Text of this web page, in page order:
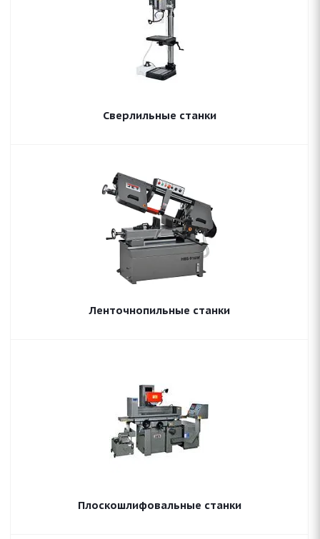
Сверлильные станки
Ленточнопильные станки
Плоскошлифовальные станки